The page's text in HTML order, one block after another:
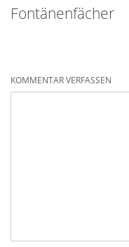
Fontänenfächer
KOMMENTAR VERFASSEN